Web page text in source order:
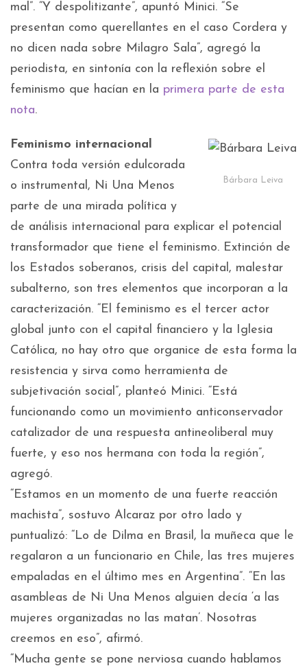
mal”. “Y despolitizante”, apuntó Minici. “Se
presentan como querellantes en el caso Cordera y
no dicen nada sobre Milagro Sala”, agregó la
periodista, en sintonía con la reflexión sobre el
feminismo que hacían en la primera parte de esta
nota.
Bárbara Leiva
Feminismo internacional
Contra toda versión edulcorada
o instrumental, Ni Una Menos
parte de una mirada política y
de análisis internacional para explicar el potencial
transformador que tiene el feminismo. Extinción de
los Estados soberanos, crisis del capital, malestar
subalterno, son tres elementos que incorporan a la
caracterización. “El feminismo es el tercer actor
global junto con el capital financiero y la Iglesia
Católica, no hay otro que organice de esta forma la
resistencia y sirva como herramienta de
subjetivación social”, planteó Minici. “Está
funcionando como un movimiento anticonservador
catalizador de una respuesta antineoliberal muy
fuerte, y eso nos hermana con toda la región”,
agregó.
“Estamos en un momento de una fuerte reacción
machista”, sostuvo Alcaraz por otro lado y
puntualizó: “Lo de Dilma en Brasil, la muñeca que le
regalaron a un funcionario en Chile, las tres mujeres
empaladas en el último mes en Argentina”. “En las
asambleas de Ni Una Menos alguien decía ‘a las
mujeres organizadas no las matan’. Nosotras
creemos en eso”, afirmó.
“Mucha gente se pone nerviosa cuando hablamos